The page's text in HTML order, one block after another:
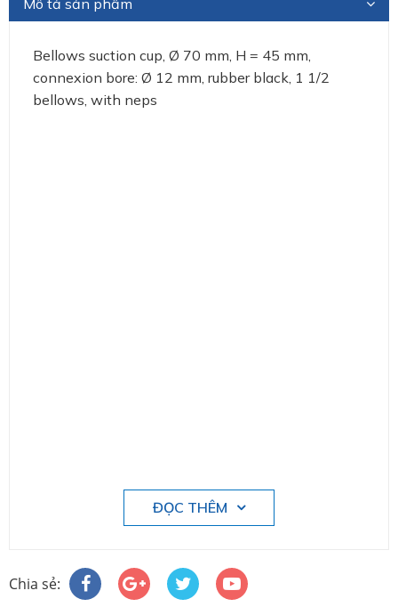
Mô tả sản phẩm
Bellows suction cup, Ø 70 mm, H = 45 mm,
connexion bore: Ø 12 mm, rubber black, 1 1/2
bellows, with neps
ĐỌC THÊM
Chia sẻ: